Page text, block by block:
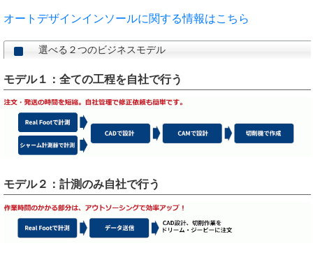
オートデザインインソールに関する情報はこちら
選べる２つのビジネスモデル
モデル１：全ての工程を自社で行う
モデル２：計測のみ自社で行う